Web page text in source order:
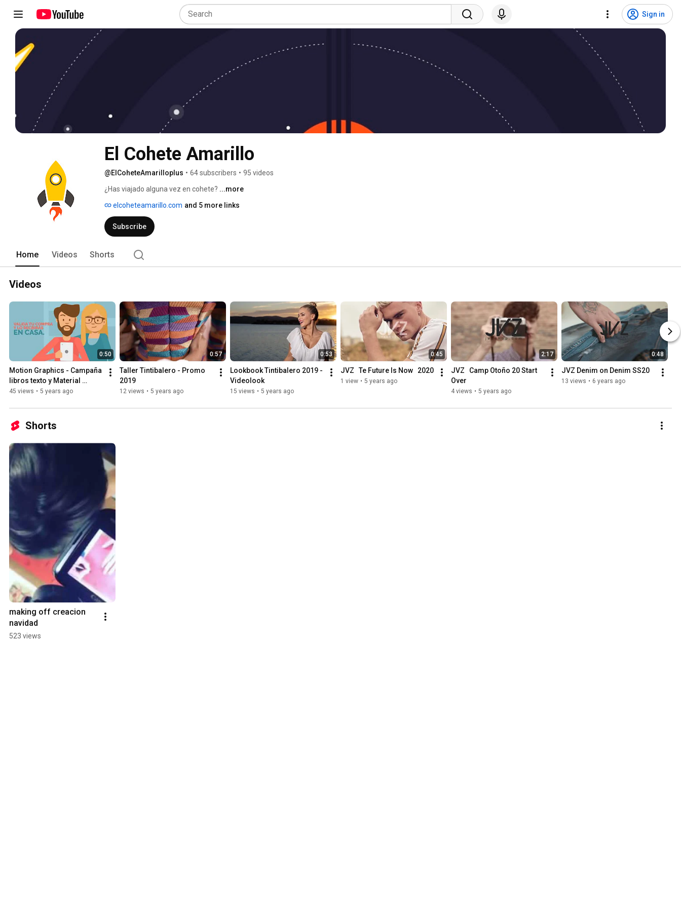
Sign in
El Cohete Amarillo
@ElCoheteAmarilloplus • 64 subscribers • 95 videos
¿Has viajado alguna vez en cohete? ...more
elcoheteamarillo.com and 5 more links
Subscribe
Home Videos Shorts
Videos
0:50
Motion Graphics - Campaña
libros texto y Material
escolar - Isidoro
45 views • 5 years ago
0:57
Taller Tintibalero - Promo
2019
12 views • 5 years ago
0:53
Lookbook Tintibalero 2019 -
Videolook
15 views • 5 years ago
0:45
JVZ   Te Future Is Now   2020
1 view • 5 years ago
2:17
JVZ   Camp Otoño 20 Start
Over
4 views • 5 years ago
0:48
JVZ Denim on Denim SS20
13 views • 6 years ago
Shorts
making off creacion
navidad
523 views